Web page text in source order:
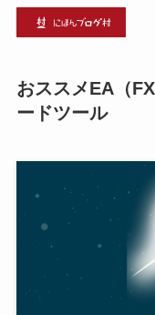
おススメEA（
ードツール